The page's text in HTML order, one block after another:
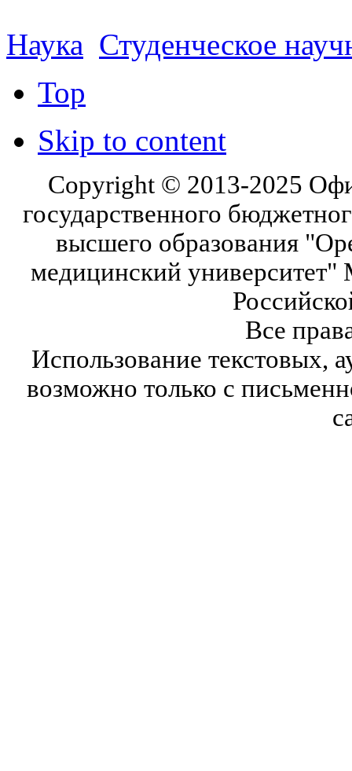
Наука Студенческое
Top
Skip to content
Copyright © 2013-2025
государственного
высшего образования
медицинский университет"
Все
Использование текстовых,
возможно только с